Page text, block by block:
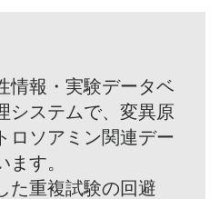
情報・実験データベ
システムで、変異原
ロソアミン関連デー
す。
た重複試験の回避